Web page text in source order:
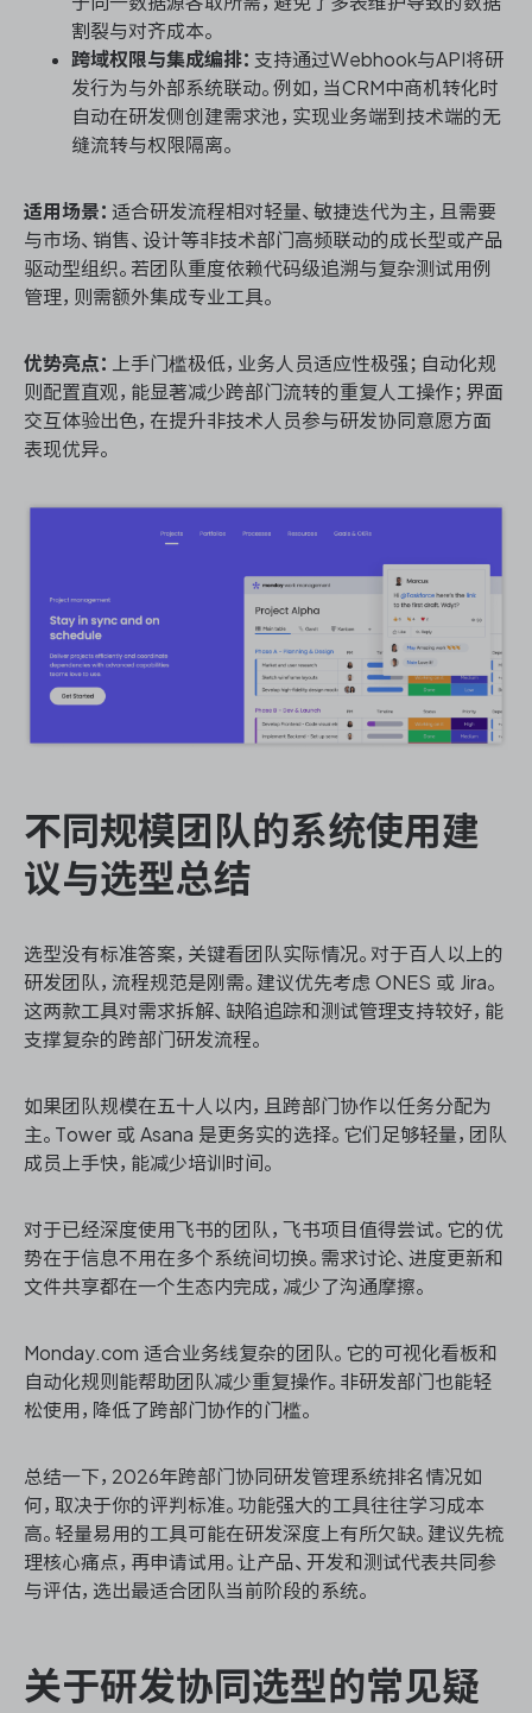
割裂与对齐成本。
跨域权限与集成编排： 支持通过Webhook与API将研
发行为与外部系统联动。例如，当CRM中商机转化时
自动在研发侧创建需求池，实现业务端到技术端的无
缝流转与权限隔离。
适用场景： 适合研发流程相对轻量、敏捷迭代为主，且需要
与市场、销售、设计等非技术部门高频联动的成长型或产品
驱动型组织。若团队重度依赖代码级追溯与复杂测试用例
管理，则需额外集成专业工具。
优势亮点：
上手门槛极低，业务人员适应性极强；自动化规
则配置直观，能显著减少跨部门流转的重复人工操作；界面
交互体验出色，在提升非技术人员参与研发协同意愿方面
表现优异。
不同规模团队的系统使用建
议与选型总结
选型没有标准答案，关键看团队实际情况。对于百人以上的
研发团队，流程规范是刚需。建议优先考虑 ONES 或 Jira。
这两款工具对需求拆解、缺陷追踪和测试管理支持较好，能
支撑复杂的跨部门研发流程。
如果团队规模在五十人以内，且跨部门协作以任务分配为
主。Tower 或 Asana 是更务实的选择。它们足够轻量，团队
成员上手快，能减少培训时间。
对于已经深度使用飞书的团队，飞书项目值得尝试。它的优
势在于信息不用在多个系统间切换。需求讨论、进度更新和
文件共享都在一个生态内完成，减少了沟通摩擦。
Monday.com 适合业务线复杂的团队。它的可视化看板和
自动化规则能帮助团队减少重复操作。非研发部门也能轻
松使用，降低了跨部门协作的门槛。
总结一下，2026年跨部门协同研发管理系统排名情况如
何，取决于你的评判标准。功能强大的工具往往学习成本
高。轻量易用的工具可能在研发深度上有所欠缺。建议先梳
理核心痛点，再申请试用。让产品、开发和测试代表共同参
与评估，选出最适合团队当前阶段的系统。
关于研发协同选型的常见疑